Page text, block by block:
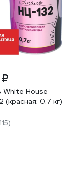
White House
(красная; 0.7 кг)